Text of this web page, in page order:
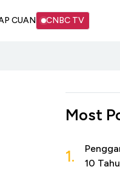
CUAN CNBC TV
Most
1.
10